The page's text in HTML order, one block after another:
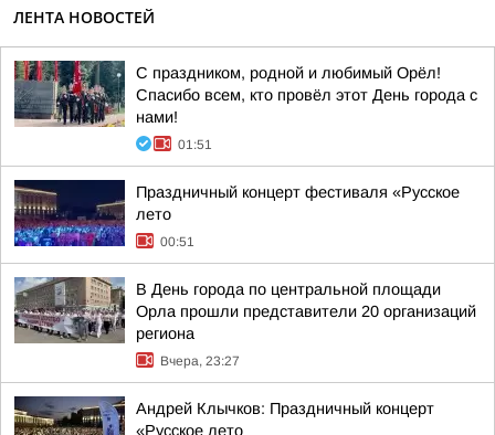
ЛЕНТА НОВОСТЕЙ
С праздником, родной и любимый Орёл!
Спасибо всем, кто провёл этот День города с
нами!
01:51
Праздничный концерт фестиваля «Русское
лето
00:51
В День города по центральной площади
Орла прошли представители 20 организаций
региона
Вчера, 23:27
Андрей Клычков: Праздничный концерт
«Русское лето